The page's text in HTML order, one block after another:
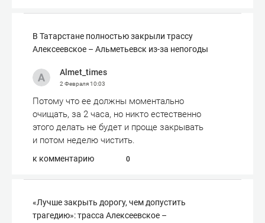
В Татарстане полностью закрыли трассу
Алексеевское – Альметьевск из-за непогоды
Almet_times
2 Февраля10:03
Потому что ее должны моментально
очищать, за 2 часа, но никто естественно
этого делать не будет и проще закрывать
и потом неделю чистить.
к комментарию 0
«Лучше закрыть дорогу, чем допустить
трагедию»: трасса Алексеевское –